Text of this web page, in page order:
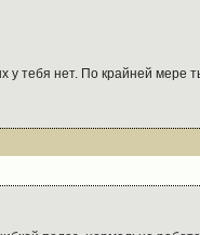
тебя нет. По крайней мере